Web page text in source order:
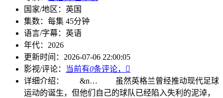
国家/地区： 英国
集数： 每集 45分钟
语言/字幕： 英语
年代： 2026
更新时间： 2026-07-06 22:00:05
影视/评论：
当前有0条评论，

详细介绍：
&n… 虽然英格兰曾经推动现代足球
运动的诞生，但他们自己的球队已经陷入失利的泥淖，